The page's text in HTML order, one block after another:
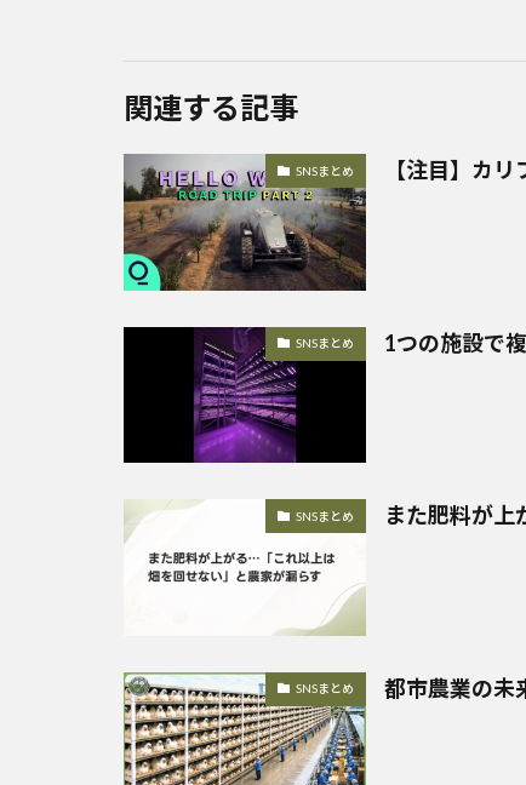
関連する記事
SNSまとめ 【注目】カ
SNSまとめ 1つの施設で
SNSまとめ また肥料が
SNSまとめ 都市農業の未